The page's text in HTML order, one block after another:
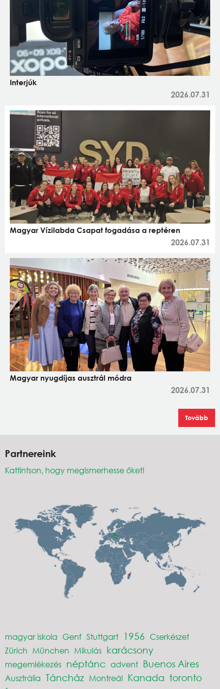
Interjúk
2026.07.31
Magyar Vízilabda Csapat fogadása a reptéren
2026.07.31
Magyar nyugdíjas ausztrál módra
2026.07.31
Tovább
Partnereink
Kattintson, hogy megismerhesse őket!
magyar iskola Genf Stuttgart 1956 Cserkészet
Zürich München Mikulás karácsony
megemlékezés néptánc advent Buenos Aires
Ausztrália Táncház Montreál Kanada toronto